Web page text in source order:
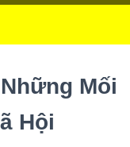
G
N
Mối
Hội